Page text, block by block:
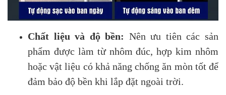
Chất liệu và độ bền: Nên ưu tiên các sản
phẩm được làm từ nhôm đúc, hợp kim nhôm
hoặc vật liệu có khả năng chống ăn mòn tốt để
đảm bảo độ bền khi lắp đặt ngoài trời.